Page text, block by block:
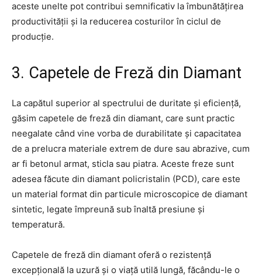
aceste unelte pot contribui semnificativ la îmbunătățirea
productivității și la reducerea costurilor în ciclul de
producție.
3. Capetele de Freză din Diamant
La capătul superior al spectrului de duritate și eficiență,
găsim capetele de freză din diamant, care sunt practic
neegalate când vine vorba de durabilitate și capacitatea
de a prelucra materiale extrem de dure sau abrazive, cum
ar fi betonul armat, sticla sau piatra. Aceste freze sunt
adesea făcute din diamant policristalin (PCD), care este
un material format din particule microscopice de diamant
sintetic, legate împreună sub înaltă presiune și
temperatură.
Capetele de freză din diamant oferă o rezistență
excepțională la uzură și o viață utilă lungă, făcându-le o